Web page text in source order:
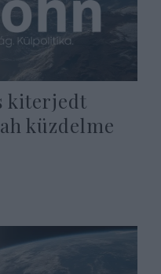
kiterjedt
küzdelme